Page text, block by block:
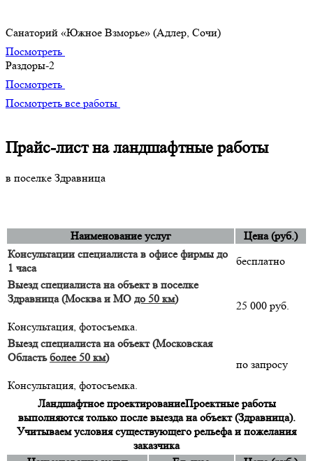
Санаторий «Южное Взморье» (Адлер, Сочи)
Посмотреть
Раздоры-2
Посмотреть
Посмотреть все работы
Прайс-лист на ландшафтные работы
в поселке Здравница
Наименование услуг
Цена (руб.)
Консультации специалиста в офисе фирмы до
1 часа
бесплатно
Выезд специалиста на объект в поселке
Здравница (Москва и МО до 50 км)
Консультация, фотосъемка.
25 000 руб.
Выезд специалиста на объект (Московская
Областьболее 50 км)
Консультация, фотосъемка.
по запросу
Ландшафтное проектированиеПроектные работы
выполняются только после выезда на объект (Здравница).
Учитываем условия существующего рельефа и пожелания
заказчика